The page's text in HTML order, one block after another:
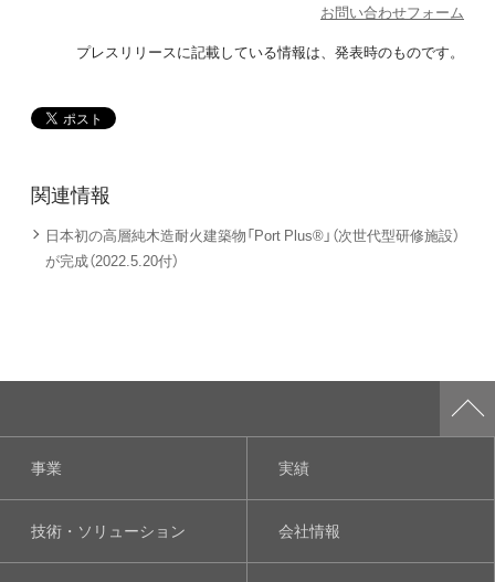
お問い合わせフォーム
プレスリリースに記載している情報は、発表時のものです。
関連情報
日本初の高層純木造耐火建築物「Port Plus®」（次世代型研修施設）
が完成（2022.5.20付）
事業 実績
技術・ソリューション 会社情報